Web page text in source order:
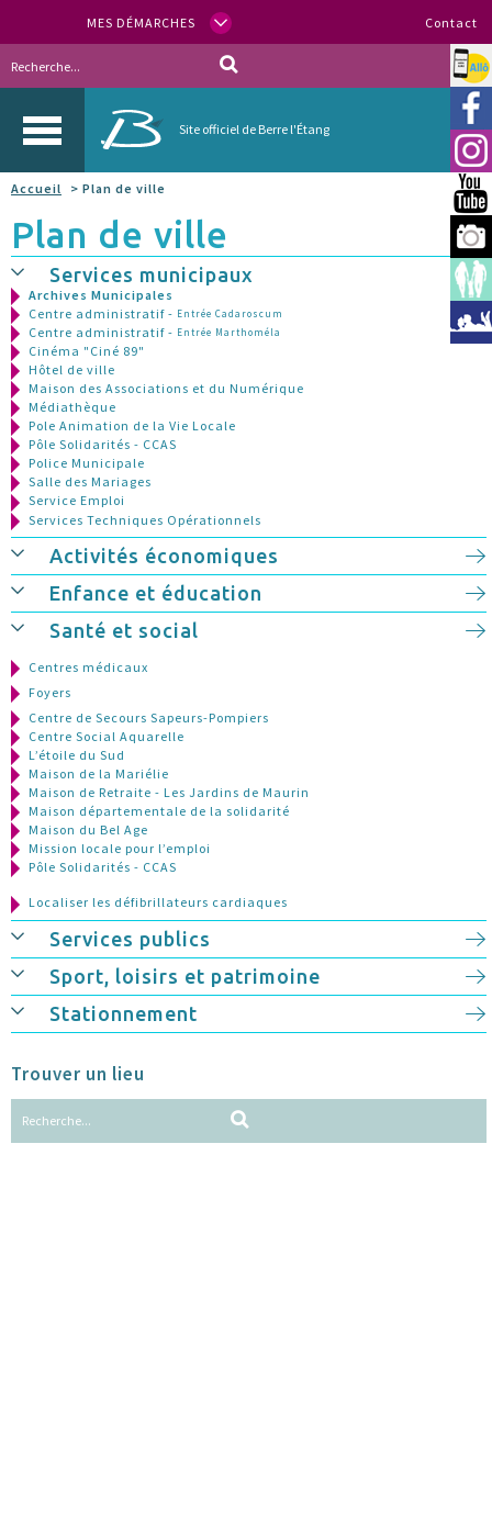
MES DÉMARCHES Contact
Site officiel de Berre l'Étang
Allo
Accueil > Plan de ville
Plan de ville
Services municipaux
Archives Municipales
Centre administratif - Entrée Cadaroscum
Centre administratif - Entrée Marthoméla
Cinéma "Ciné 89"
Hôtel de ville
Maison des Associations et du Numérique
Médiathèque
Pole Animation de la Vie Locale
Pôle Solidarités - CCAS
Police Municipale
Salle des Mariages
Service Emploi
Services Techniques Opérationnels
Activités économiques
Enfance et éducation
Santé et social
Centres médicaux
Foyers
Centre de Secours Sapeurs-Pompiers
Centre Social Aquarelle
L’étoile du Sud
Maison de la Mariélie
Maison de Retraite - Les Jardins de Maurin
Maison départementale de la solidarité
Maison du Bel Age
Mission locale pour l’emploi
Pôle Solidarités - CCAS
Localiser les défibrillateurs cardiaques
Services publics
Sport, loisirs et patrimoine
Stationnement
Trouver un lieu